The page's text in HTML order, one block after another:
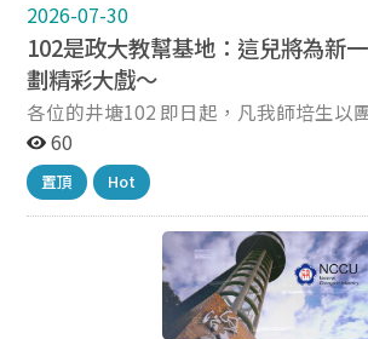
畫，師培中心不是選擇在某個教室更換
在井塘樓一樓的右牆（靠實小側門）、
設計製作了兩面黑板牆，這是因為，一
產生更多如湯姆在歷險之前的想像：對
室深度構成的偌大墨綠平野，不只師培
字、練畫、練耐心、發呆、想留下隻字
到井塘一遊的人-- 都能在此 找到暫時駐足的
右牆、左牆都已啟用，就等您來。
2026-07-30
102是政大教幫基地：這兒將為新
劃精彩大戲～
各位的井塘102 即日起，凡我師培生以團隊為單位（三人
含以上）， 為研討共編參賽課程設計（後補報名作品）、
準備試教/教檢/教甄/數位能力檢測（後
辦教育相關或為師培舉辦之活動（後補
申請於上班時間內使用井塘樓一樓102
心研討室）：空間窗明几淨、溫馨新穎
腦、筆電、列印機、投影機、攜帶型投
（例如於史懷哲服務使用）、無線大屏
裝）、無線麥克風（雖然聲量要練、但
60
置頂 Hot